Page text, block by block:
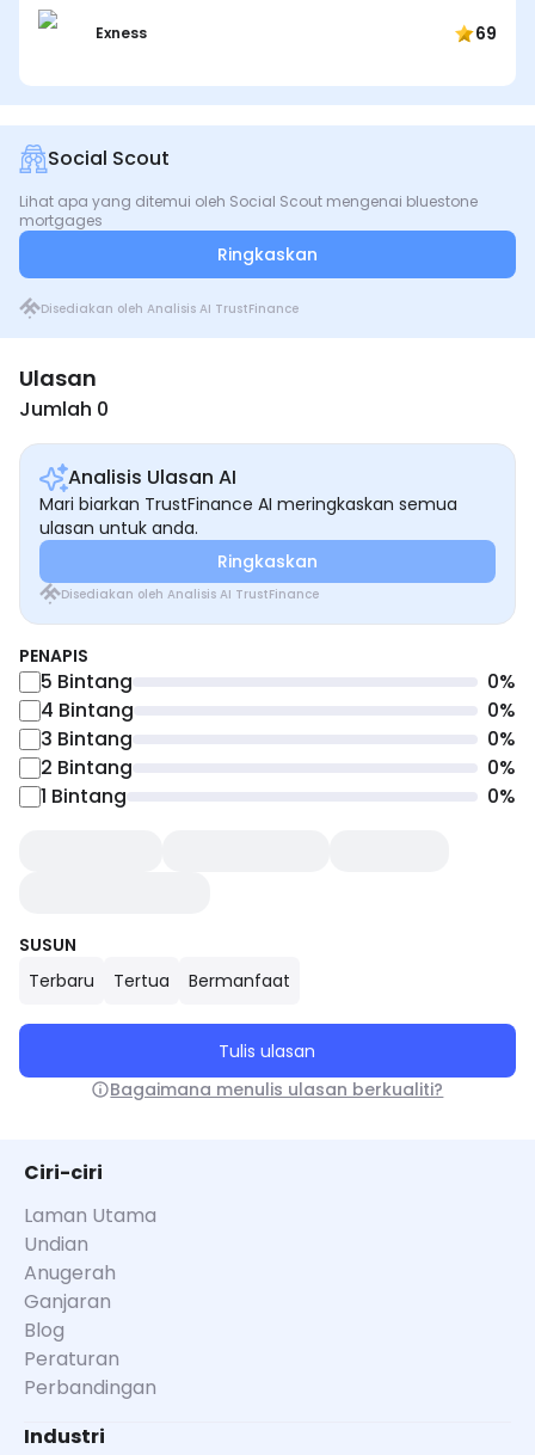
Exness 69
Social Scout
Lihat apa yang ditemui oleh Social Scout mengenai bluestone
mortgages
Ringkaskan
Disediakan oleh Analisis AI TrustFinance
Ulasan
Jumlah 0
Analisis Ulasan AI
Mari biarkan TrustFinance AI meringkaskan semua
ulasan untuk anda.
Ringkaskan
Disediakan oleh Analisis AI TrustFinance
PENAPIS
5 Bintang 0%
4 Bintang 0%
3 Bintang 0%
2 Bintang 0%
1 Bintang 0%
SUSUN
Terbaru
Tertua Bermanfaat
Tulis ulasan
Bagaimana menulis ulasan berkualiti?
Ciri-ciri
Laman Utama
Undian
Anugerah
Ganjaran
Blog
Peraturan
Perbandingan
Industri